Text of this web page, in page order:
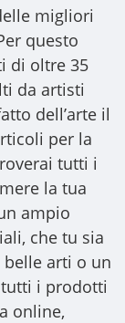
migliori
questo
di oltre 35
da artisti
dell’arte il
per la
tutti i
la tua
ampio
che tu sia
belle arti o un
tutti i prodotti
online,